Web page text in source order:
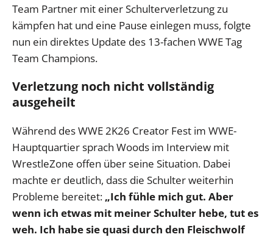
Team Partner mit einer Schulterverletzung zu
kämpfen hat und eine Pause einlegen muss, folgte
nun ein direktes Update des 13-fachen WWE Tag
Team Champions.
Verletzung noch nicht vollständig
ausgeheilt
Während des WWE 2K26 Creator Fest im WWE-
Hauptquartier sprach Woods im Interview mit
WrestleZone offen über seine Situation. Dabei
machte er deutlich, dass die Schulter weiterhin
Probleme bereitet: „Ich fühle mich gut. Aber
wenn ich etwas mit meiner Schulter hebe, tut es
weh. Ich habe sie quasi durch den Fleischwolf